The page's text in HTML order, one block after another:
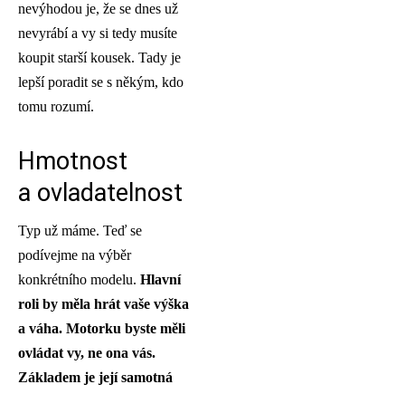
nevýhodou je, že se dnes už
nevyrábí a vy si tedy musíte
koupit starší kousek. Tady je
lepší poradit se s někým, kdo
tomu rozumí.
Hmotnost
a ovladatelnost
Typ už máme. Teď se
podívejme na výběr
konkrétního modelu. Hlavní
roli by měla hrát vaše výška
a váha. Motorku byste měli
ovládat vy, ne ona vás.
Základem je její samotná